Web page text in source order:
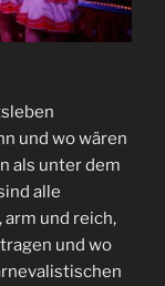
und wo wären
als unter dem
alle
und reich,
und wo